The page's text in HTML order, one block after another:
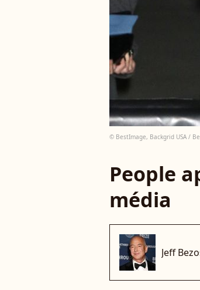
© BestImage, Backgrid USA /
People
média
Jeff